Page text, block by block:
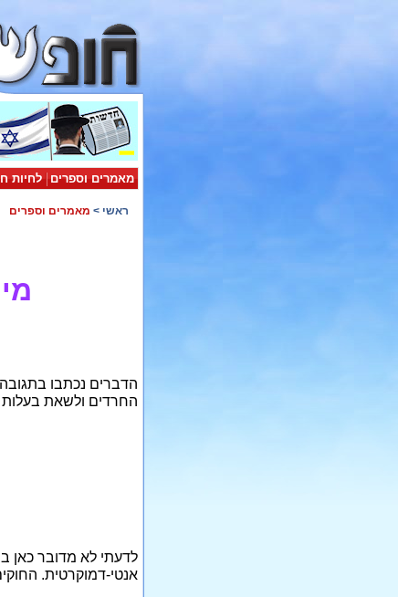
מאמרים וספרים לחיות
ראשי > מאמרים וספרים
הדברים נכתבו
החרדים ולשאת
לדעתי לא מדובר כאן
אנטי-דמוקרטית.